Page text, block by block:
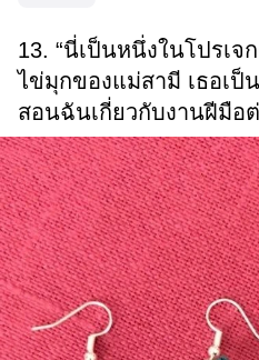
13. “นี่เป็นหนึ่งในโปรเ
ไข่มุกของแม่สามี เธอเป็
สอนฉันเกี่ยวกับงานฝีมือต่